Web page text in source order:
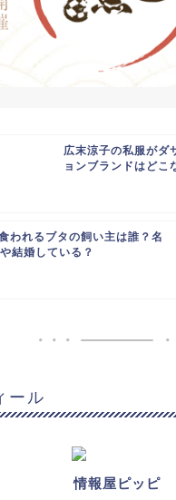
広末涼子の私服がダ
ョンブランドはどこ
われるブタの飼い主は誰？名
結婚している？
ール
情報屋ピッピ